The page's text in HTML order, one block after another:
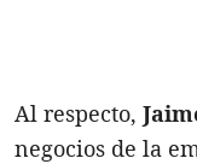
Al respecto,
negocios de la